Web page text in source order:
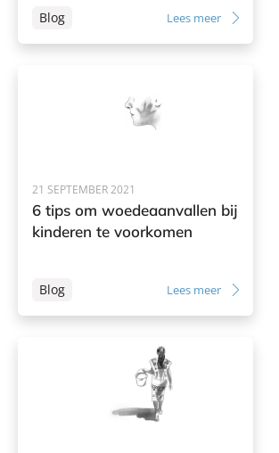
Blog Lees meer
21 SEPTEMBER 2021
6 tips om woedeaanvallen bij
kinderen te voorkomen
Blog Lees meer